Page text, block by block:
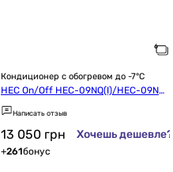
Кондиционер с обогревом до -7°C
HEC On/Off HEC-09NQ(I)/HEC-09NQ
(O)
Написать отзыв
13 050 грн Хочешь дешевле?
+261бонус